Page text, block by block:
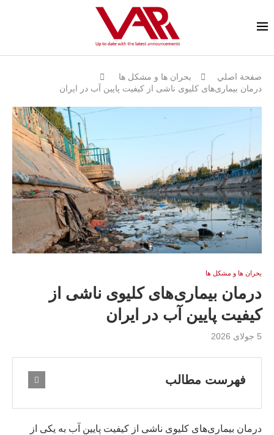
صفحة اصلي
بحران ها و مشكل ها
درمان بیماری‌های کلیوی ناشی از کیفیت پایین آب در ایران
بحران ها و مشكل ها
درمان بیماری‌های کلیوی ناشی از
کیفیت پایین آب در ایران
5 جولای 2026
فهرست مطالب
درمان بیماری‌های کلیوی ناشی از کیفیت پایین آب به یکی از